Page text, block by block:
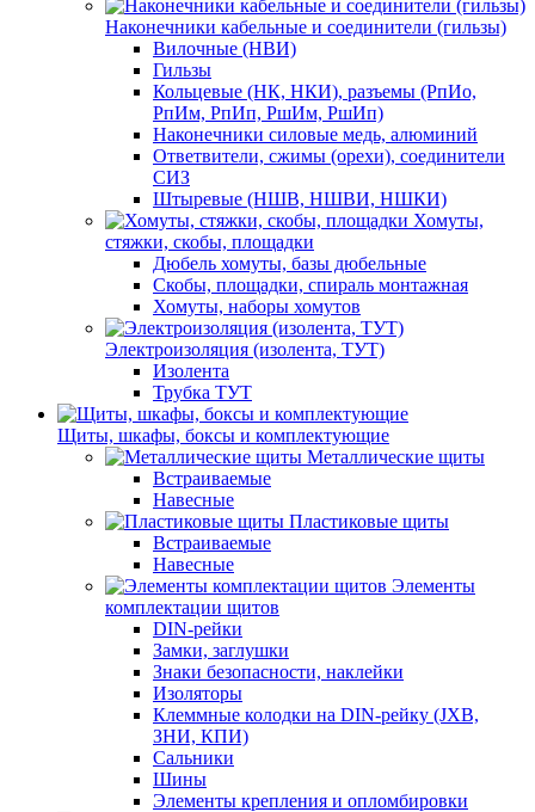
Наконечники кабельные и соединители (гильзы)
Вилочные (НВИ)
Гильзы
Кольцевые (НК, НКИ), разъемы (РпИо,
РпИм, РпИп, РшИм, РшИп)
Наконечники силовые медь, алюминий
Ответвители, сжимы (орехи), соединители
СИЗ
Штыревые (НШВ, НШВИ, НШКИ)
Хомуты,
стяжки, скобы, площадки
Дюбель хомуты, базы дюбельные
Скобы, площадки, спираль монтажная
Хомуты, наборы хомутов
Электроизоляция (изолента, ТУТ)
Изолента
Трубка ТУТ
Щиты, шкафы, боксы и комплектующие
Металлические щиты
Встраиваемые
Навесные
Пластиковые щиты
Встраиваемые
Навесные
Элементы
комплектации щитов
DIN-рейки
Замки, заглушки
Знаки безопасности, наклейки
Изоляторы
Клеммные колодки на DIN-рейку (JXB,
ЗНИ, КПИ)
Сальники
Шины
Элементы крепления и опломбировки